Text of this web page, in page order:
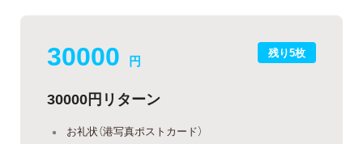
残り5枚
30000 円
30000円リターン
お礼状（港写真ポストカード）